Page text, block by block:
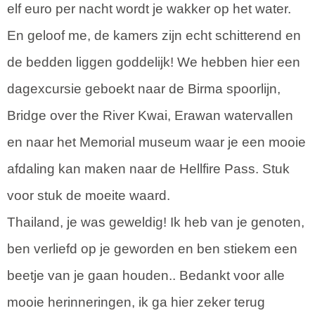
elf euro per nacht wordt je wakker op het water.
En geloof me, de kamers zijn echt schitterend en
de bedden liggen goddelijk! We hebben hier een
dagexcursie geboekt naar de Birma spoorlijn,
Bridge over the River Kwai, Erawan watervallen
en naar het Memorial museum waar je een mooie
afdaling kan maken naar de Hellfire Pass. Stuk
voor stuk de moeite waard.
Thailand, je was geweldig! Ik heb van je genoten,
ben verliefd op je geworden en ben stiekem een
beetje van je gaan houden.. Bedankt voor alle
mooie herinneringen, ik ga hier zeker terug